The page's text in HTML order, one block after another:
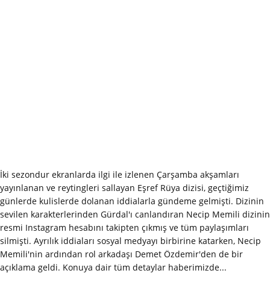
İki sezondur ekranlarda ilgi ile izlenen Çarşamba akşamları
yayınlanan ve reytingleri sallayan Eşref Rüya dizisi, geçtiğimiz
günlerde kulislerde dolanan iddialarla gündeme gelmişti. Dizinin
sevilen karakterlerinden Gürdal'ı canlandıran Necip Memili dizinin
resmi Instagram hesabını takipten çıkmış ve tüm paylaşımları
silmişti. Ayrılık iddiaları sosyal medyayı birbirine katarken, Necip
Memili'nin ardından rol arkadaşı Demet Özdemir'den de bir
açıklama geldi. Konuya dair tüm detaylar haberimizde...